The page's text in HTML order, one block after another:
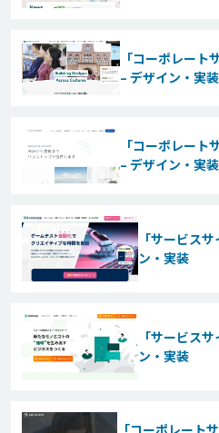
「コーポレート
– デザイン・実装
「コーポレート
– デザイン・実装
「サービス
ン・実装
「サービス
ン・実装
「コーポレート